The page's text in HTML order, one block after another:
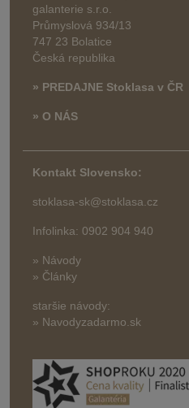
galanterie s.r.o.
Průmyslová 934/13
747 23 Bolatice
Česká republika
» PREDAJNE Stoklasa v ČR
» O NÁS
Kontakt Slovensko:
stoklasa-sk@stoklasa.cz
Infolinka: 0902 904 940
» Návody
» Články
staršie návody:
» Navodyzadarmo.sk